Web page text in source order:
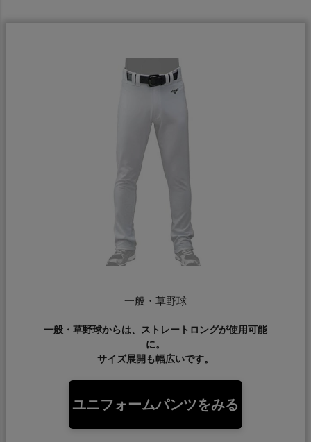
一般・草野球
一般・草野球からは、ストレートロングが使用可能
に。
サイズ展開も幅広いです。
ユニフォームパンツをみる